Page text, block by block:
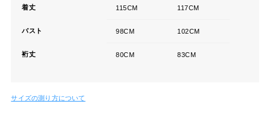
着丈 115CM 117CM
バスト 98CM 102CM
裄丈 80CM 83CM
サイズの測り方について